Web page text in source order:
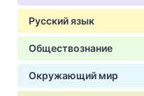
Русский язык
Обществознание
Окружающий мир